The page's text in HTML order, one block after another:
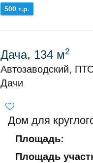
500 т.р.
Дача, 134 м2
Автозаводский,
Дачи
Дом для
Площадь:
Площадь